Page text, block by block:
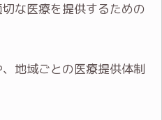
な医療を提供するための
地域ごとの医療提供体制